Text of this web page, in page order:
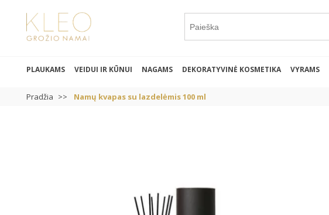
PLAUKAMS VEIDUI IR KŪNUI NAGAMS DEKORATYVINĖ KOSMETIKA VYRAMS
Pradžia Namų kvapas su lazdelėmis 100 ml